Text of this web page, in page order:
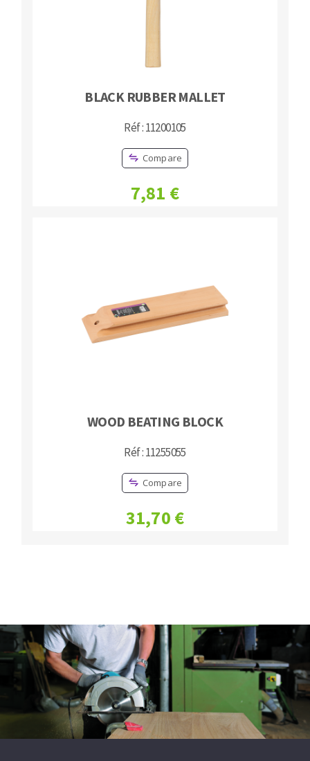
BLACK RUBBER MALLET
Réf : 11200105
Compare
7,81 €
WOOD BEATING BLOCK
Réf : 11255055
Compare
31,70 €